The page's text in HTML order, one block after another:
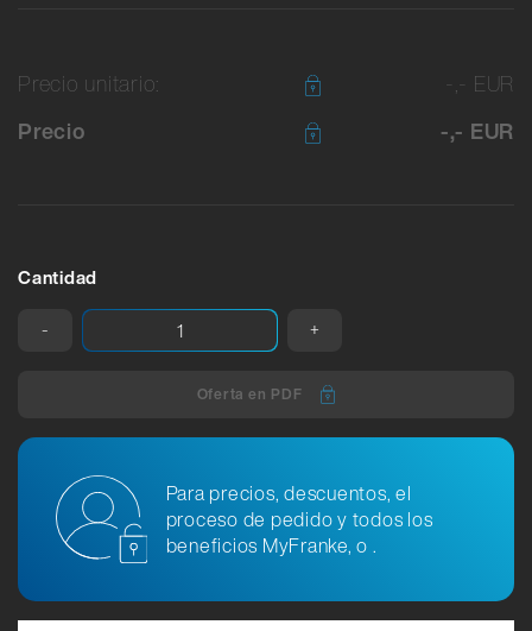
Precio unitario:
-,- EUR
Precio
-,- EUR
Cantidad
- +
Oferta en PDF
Para precios, descuentos, el
proceso de pedido y todos los
beneficios MyFranke, o .